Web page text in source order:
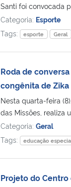
Santi foi convocada
Categoria: Esporte
Tags:
esporte Geral
Roda de
congênita de Zika
Nesta quarta-feira
das Missões, realiza
Categoria: Geral
Tags:
educação
Projeto do